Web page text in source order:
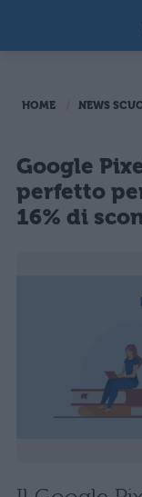
HOME NEWS
Google
perfetto
16% di